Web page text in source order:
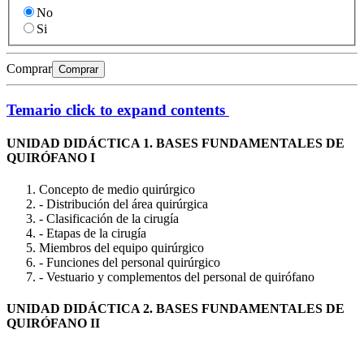
No
Si
Comprar Comprar
Temario click to expand contents
UNIDAD DIDÁCTICA 1. BASES FUNDAMENTALES DE
QUIRÓFANO I
Concepto de medio quirúrgico
- Distribución del área quirúrgica
- Clasificación de la cirugía
- Etapas de la cirugía
Miembros del equipo quirúrgico
- Funciones del personal quirúrgico
- Vestuario y complementos del personal de quirófano
UNIDAD DIDÁCTICA 2. BASES FUNDAMENTALES DE
QUIRÓFANO II